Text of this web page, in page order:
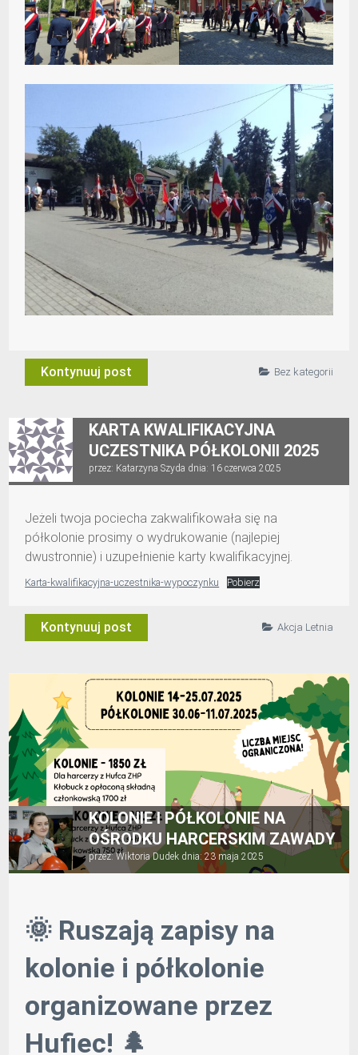
Kontynuuj post Bez kategorii
KARTA KWALIFIKACYJNA
UCZESTNIKA PÓŁKOLONII 2025
przez: Katarzyna Szyda dnia: 16 czerwca 2025
Jeżeli twoja pociecha zakwalifikowała się na
półkolonie prosimy o wydrukowanie (najlepiej
dwustronnie) i uzupełnienie karty kwalifikacyjnej.
Karta-kwalifikacyjna-uczestnika-wypoczynku Pobierz
Kontynuuj post Akcja Letnia
KOLONIE I PÓŁKOLONIE NA
OŚRODKU HARCERSKIM ZAWADY
przez:Wiktoria Dudek dnia:23 maja 2025
🌞 Ruszają zapisy na
kolonie i półkolonie
organizowane przez
Hufiec! 🌲